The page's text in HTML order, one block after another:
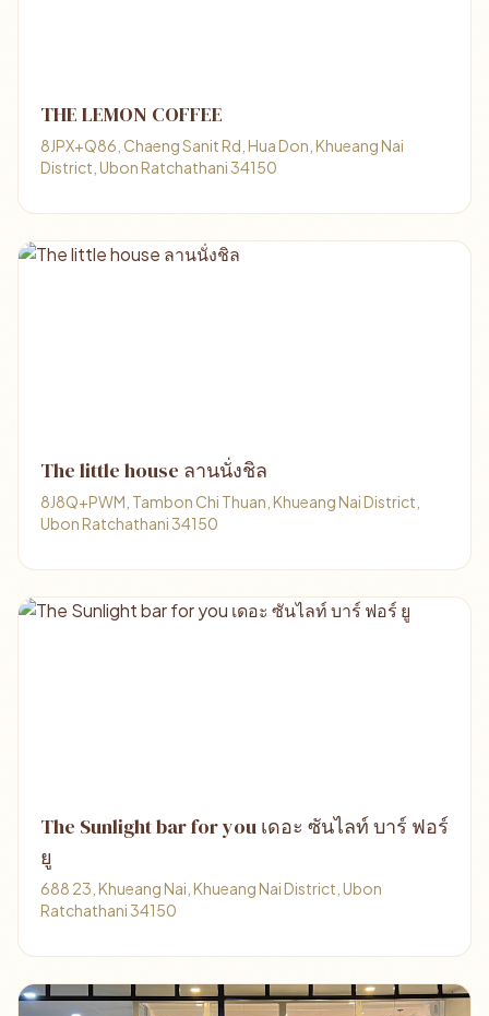
THE LEMON COFFEE
8JPX+Q86, Chaeng Sanit Rd, Hua Don, Khueang Nai
District, Ubon Ratchathani 34150
The little house ลานนั่งชิล
8J8Q+PWM, Tambon Chi Thuan, Khueang Nai District,
Ubon Ratchathani 34150
The Sunlight bar for you เดอะ ซันไลท์ บาร์ ฟอร์
ยู
688 23, Khueang Nai, Khueang Nai District, Ubon
Ratchathani 34150